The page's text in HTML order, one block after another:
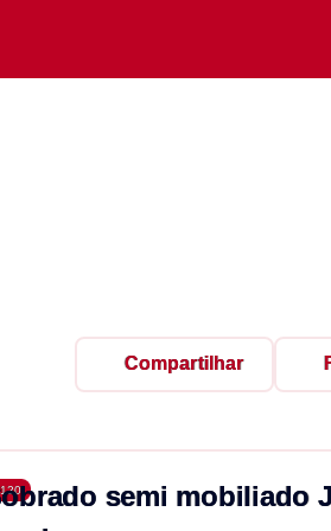
Compartilhar
semi mobiliado